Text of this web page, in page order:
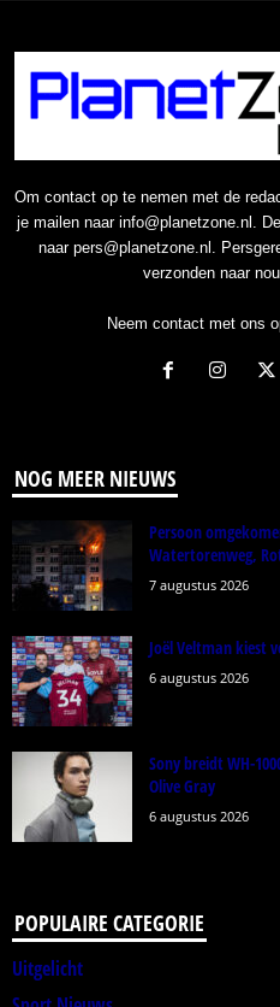
Om contact op te nemen met de
je mailen naar info@planetzone.nl.
naar pers@planetzone.nl.
verzonden naar
Neem contact met ons
NOG MEER NIEUWS
Persoon
Watertorenweg,
7 augustus 2026
Joël Veltman kiest
6 augustus 2026
Sony breidt WH-
Olive Gray
6 augustus 2026
POPULAIRE CATEGORIE
Uitgelicht